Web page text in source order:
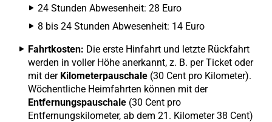
24 Stunden Abwesenheit: 28 Euro
8 bis 24 Stunden Abwesenheit: 14 Euro
Fahrtkosten: Die erste Hinfahrt und letzte Rückfahrt
werden in voller Höhe anerkannt, z. B. per Ticket oder
mit der Kilometerpauschale (30 Cent pro Kilometer).
Wöchentliche Heimfahrten können mit der
Entfernungspauschale (30 Cent pro
Entfernungskilometer, ab dem 21. Kilometer 38 Cent)